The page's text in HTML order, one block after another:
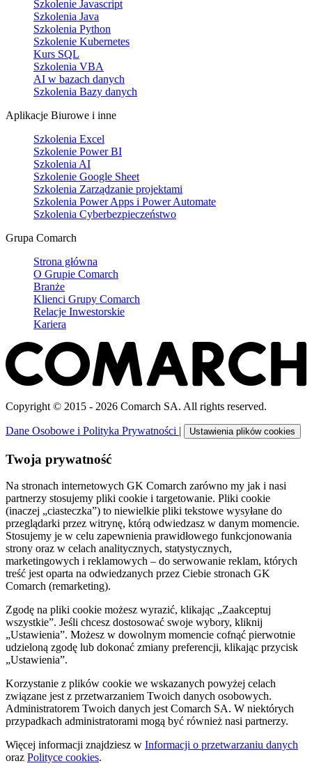
Szkolenie Javascript
Szkolenia Java
Szkolenia Python
Szkolenie Kubernetes
Kurs SQL
Szkolenia VBA
AI w bazach danych
Szkolenia Bazy danych
Aplikacje Biurowe i inne
Szkolenia Excel
Szkolenie Power BI
Szkolenia AI
Szkolenie Google Sheet
Szkolenia Zarządzanie projektami
Szkolenia Power Apps i Power Automate
Szkolenia Cyberbezpieczeństwo
Grupa Comarch
Strona główna
O Grupie Comarch
Branże
Klienci Grupy Comarch
Relacje Inwestorskie
Kariera
Copyright © 2015 - 2026 Comarch SA. All rights reserved.
Dane Osobowe i Polityka Prywatności | Ustawienia plików cookies
Twoja prywatność
Na stronach internetowych GK Comarch zarówno my jak i nasi
partnerzy stosujemy pliki cookie i targetowanie. Pliki cookie
(inaczej „ciasteczka”) to niewielkie pliki tekstowe wysyłane do
przeglądarki przez witrynę, którą odwiedzasz w danym momencie.
Stosujemy je w celu zapewnienia prawidłowego funkcjonowania
strony oraz w celach analitycznych, statystycznych,
marketingowych i reklamowych – do serwowanie reklam, których
treść jest oparta na odwiedzanych przez Ciebie stronach GK
Comarch (remarketing).
Zgodę na pliki cookie możesz wyrazić, klikając „Zaakceptuj
wszystkie”. Jeśli chcesz dostosować swoje wybory, kliknij
„Ustawienia”. Możesz w dowolnym momencie cofnąć pierwotnie
udzieloną zgodę lub dokonać zmiany preferencji, klikając przycisk
„Ustawienia”.
Korzystanie z plików cookie we wskazanych powyżej celach
związane jest z przetwarzaniem Twoich danych osobowych.
Administratorem Twoich danych jest Comarch SA. W niektórych
przypadkach administratorami mogą być również nasi partnerzy.
Więcej informacji znajdziesz w Informacji o przetwarzaniu danych
oraz Polityce cookies.